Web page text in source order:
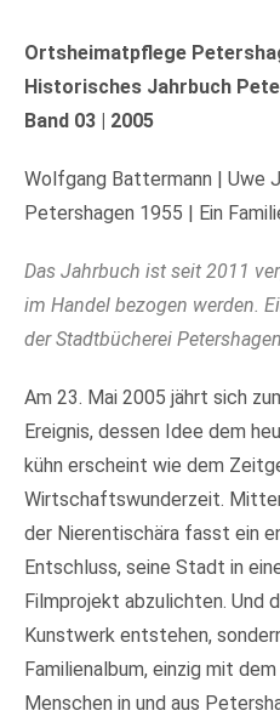
Ortsheimatpflege
Historisches Jahrbuch
Band 03 | 2005
Wolfgang Battermann | Uwe
Petershagen 1955 | Ein
Das Jahrbuch ist seit 2011
im Handel bezogen werden.
der Stadtbücherei
Am 23. Mai 2005 jährt sich
Ereignis, dessen Idee dem
kühn erscheint wie dem
Wirtschaftswunderzeit.
der Nierentischära fasst ein
Entschluss, seine Stadt in
Filmprojekt abzulichten. Und
Kunstwerk entstehen,
Familienalbum, einzig mit
Menschen in und aus